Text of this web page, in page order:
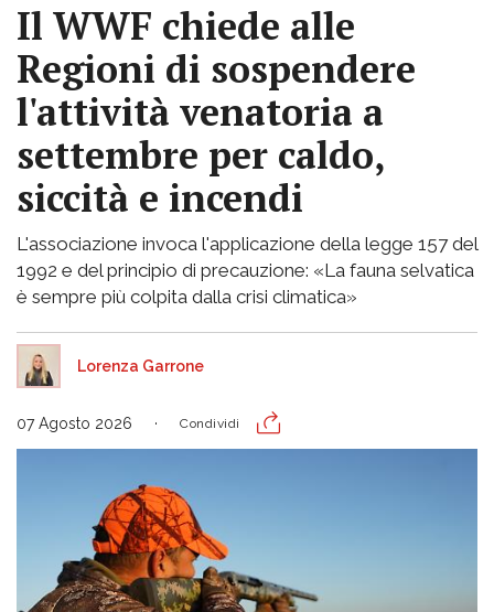
Il WWF chiede alle
Regioni di sospendere
l'attività venatoria a
settembre per caldo,
siccità e incendi
L'associazione invoca l'applicazione della legge 157 del
1992 e del principio di precauzione: «La fauna selvatica
è sempre più colpita dalla crisi climatica»
Lorenza Garrone
07 Agosto 2026 Condividi